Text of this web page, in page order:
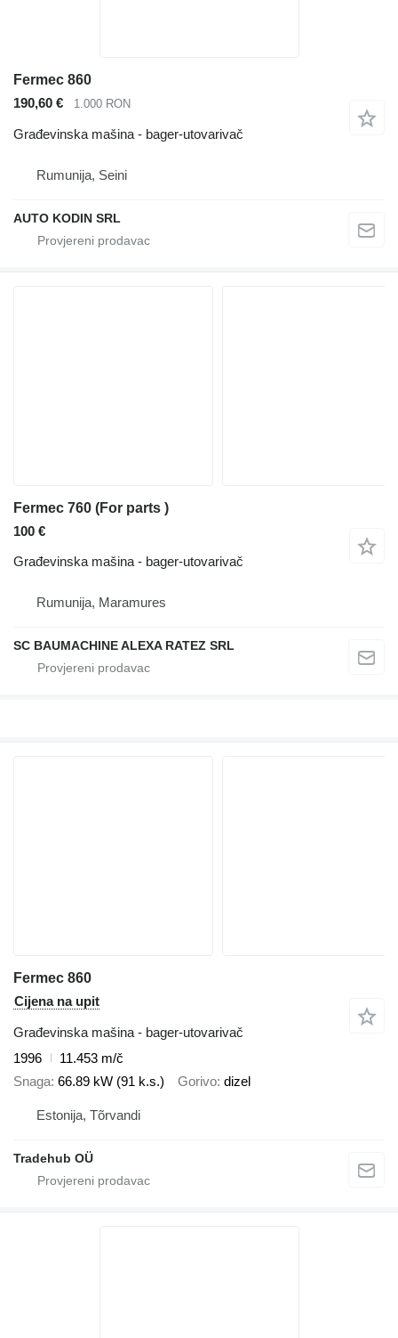
Fermec 860
190,60 €
1.000 RON
Građevinska mašina - bager-utovarivač
Rumunija, Seini
AUTO KODIN SRL
Fermec 760 (For parts )
100 €
Građevinska mašina - bager-utovarivač
Rumunija, Maramures
SC BAUMACHINE ALEXA RATEZ SRL
Fermec 860
Cijena na upit
Građevinska mašina - bager-utovarivač
1996
11.453 m/č
Snaga 66.89 kW (91 k.s.) Gorivo dizel
Estonija, Tõrvandi
Tradehub OÜ